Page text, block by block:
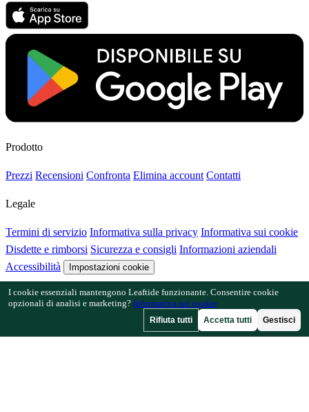
Prodotto
Prezzi Recensioni Confronta Elimina account Contatti
Legale
Termini di servizio Informativa sulla privacy Informativa sui cookie
Disdette e rimborsi Sicurezza e consigli Informazioni aziendali
Accessibilità
Impostazioni cookie
Funzionalità
Guida al progettista
Libreria delle piante
I cookie essenziali mantengono Leaftide funzionante. Consentire cookie
opzionali di analisi e marketing? Informativa sui cookie
Rifiuta tutti Accetta tutti Gestisci